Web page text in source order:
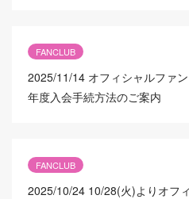
FANCLUB
2025/11/14 オフィシャルファ
年度入会手続方法のご案内
FANCLUB
2025/10/24 10/28(火)よりオフ